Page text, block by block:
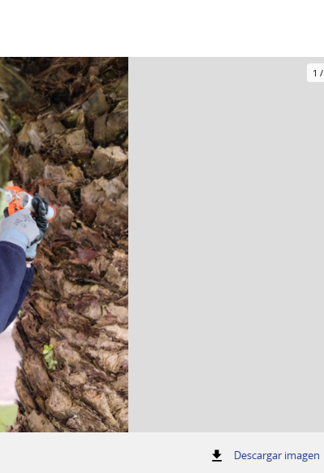
1 /
Descargar imagen: